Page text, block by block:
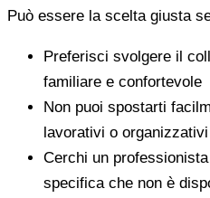
Può essere la scelta giusta
Preferisci svolgere il
familiare e confortevole
Non puoi spostarti
lavorativi o organizzativi
Cerchi un
specifica che non è